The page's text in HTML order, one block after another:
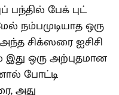
பந்தில் பேக் புட்
நம்பமுடியாத ஒரு
சிக்ஸரை ஐசிசி
ஒரு அற்புதமான
போட்டி
அது